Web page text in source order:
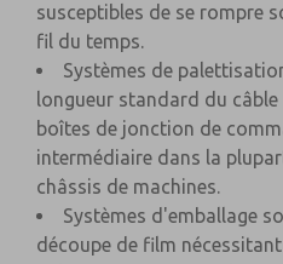
susceptibles de se rompre
fil du temps.
Systèmes de
longueur standard du
boîtes de jonction de
intermédiaire dans la
châssis de machines.
Systèmes d'emballage
découpe de film